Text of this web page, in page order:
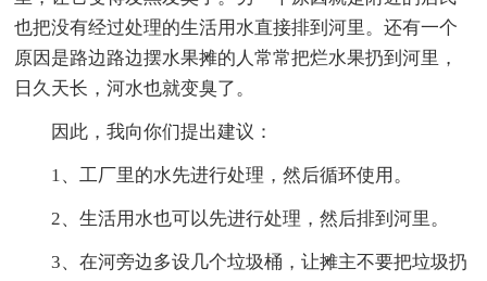
也把没有经过处理的生活用水直接排到河里。还有一个
原因是路边路边摆水果摊的人常常把烂水果扔到河里，
日久天长，河水也就变臭了。
因此，我向你们提出建议：
1、工厂里的水先进行处理，然后循环使用。
2、生活用水也可以先进行处理，然后排到河里。
3、在河旁边多设几个垃圾桶，让摊主不要把垃圾扔